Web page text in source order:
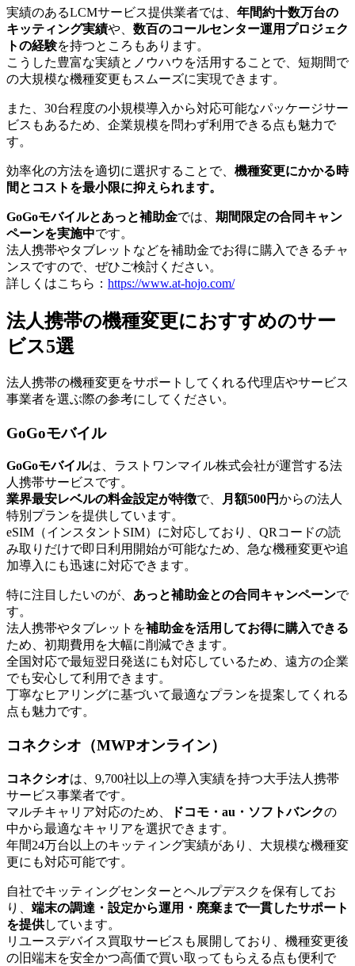
実績のあるLCMサービス提供業者では、 年間約十数万台の
キッティング実績や、 数百のコールセンター運用プロジェク
トの経験を持つところもあります。
こうした豊富な実績とノウハウを活用することで、短期間で
の大規模な機種変更もスムーズに実現できます。
また、30台程度の小規模導入から対応可能なパッケージサー
ビスもあるため、企業規模を問わず利用できる点も魅力で
す。
効率化の方法を適切に選択することで、 機種変更にかかる時
間とコストを最小限に抑えられます。
GoGoモバイルとあっと補助金では、 期間限定の合同キャン
ペーンを実施中です。
法人携帯やタブレットなどを補助金でお得に購入できるチャ
ンスですので、ぜひご検討ください。
詳しくはこちら： https://www.at-hojo.com/
法人携帯の機種変更におすすめのサー
ビス5選
法人携帯の機種変更をサポートしてくれる代理店やサービス
事業者を選ぶ際の参考にしてください。
GoGoモバイル
GoGoモバイルは、ラストワンマイル株式会社が運営する法
人携帯サービスです。
業界最安レベルの料金設定が特徴で、 月額500円からの法人
特別プランを提供しています。
eSIM（インスタントSIM）に対応しており、QRコードの読
み取りだけで即日利用開始が可能なため、急な機種変更や追
加導入にも迅速に対応できます。
特に注目したいのが、 あっと補助金との合同キャンペーンで
す。
法人携帯やタブレットを補助金を活用してお得に購入できる
ため、初期費用を大幅に削減できます。
全国対応で最短翌日発送にも対応しているため、遠方の企業
でも安心して利用できます。
丁寧なヒアリングに基づいて最適なプランを提案してくれる
点も魅力です。
コネクシオ（MWPオンライン）
コネクシオは、9,700社以上の導入実績を持つ大手法人携帯
サービス事業者です。
マルチキャリア対応のため、
ドコモ・au・ソフトバンクの
中から最適なキャリアを選択できます。
年間24万台以上のキッティング実績があり、大規模な機種変
更にも対応可能です。
自社でキッティングセンターとヘルプデスクを保有してお
り、 端末の調達・設定から運用・廃棄まで一貫したサポート
を提供しています。
リユースデバイス買取サービスも展開しており、機種変更後
の旧端末を安全かつ高価で買い取ってもらえる点も便利で